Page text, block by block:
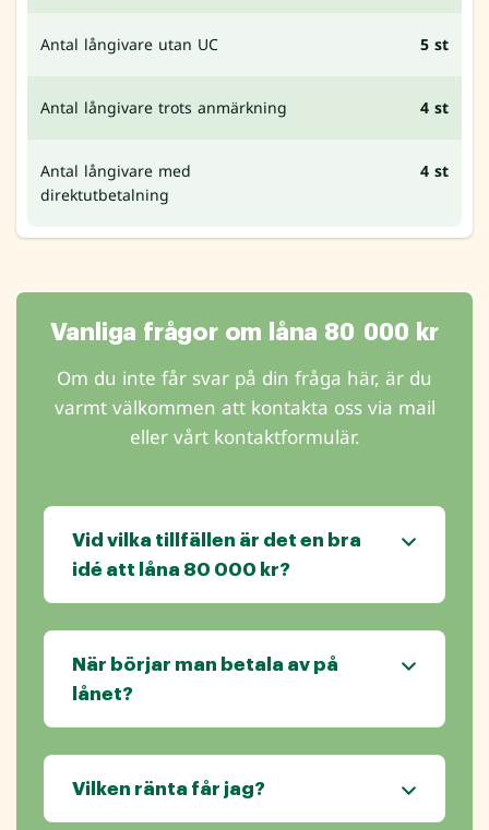
Antal långivare utan UC 5 st
Antal långivare trots anmärkning 4 st
Antal långivare med
direktutbetalning
4 st
Vanliga frågor om låna 80 000 kr
Om du inte får svar på din fråga här, är du
varmt välkommen att kontakta oss via mail
eller vårt kontaktformulär.
Vid vilka tillfällen är det en bra
idé att låna 80 000 kr?
När börjar man betala av på
lånet?
Vilken ränta får jag?